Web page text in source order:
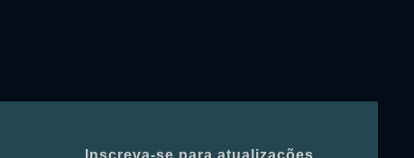
Inscreva-se para atualizações